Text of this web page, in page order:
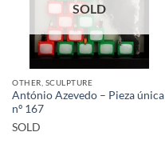
SOLD
OTHER, SCULPTURE
António Azevedo – Pieza única
nº 167
SOLD